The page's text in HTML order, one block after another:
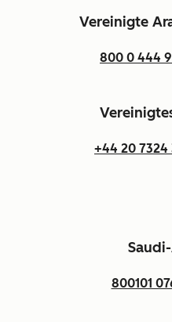
Vereinigte
800 0 444
+44 20 7324
800101